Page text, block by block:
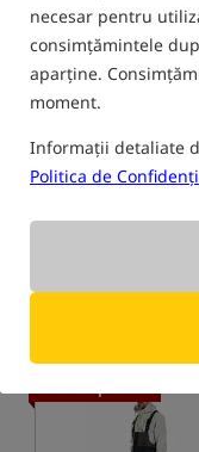
necesar pentru
consimțămintele
aparține.
moment.
Informații detaliate
Politica de
Matrix Pro-X Outer
Salopettes
963,52RON